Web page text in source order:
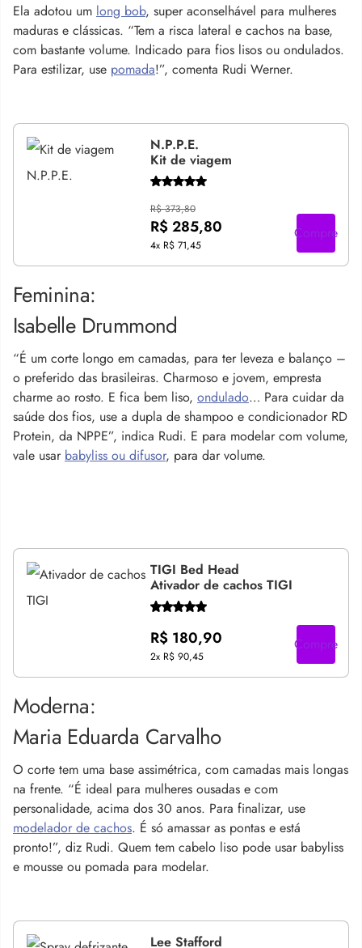
Ela adotou um long bob, super aconselhável para mulheres
maduras e clássicas. “Tem a risca lateral e cachos na base,
com bastante volume. Indicado para fios lisos ou ondulados.
Para estilizar, use pomada!”, comenta Rudi Werner.
N.P.P.E.
Kit de viagem
R$ 373,80
R$ 285,80
4x R$ 71,45
Compre
Feminina:
Isabelle Drummond
“É um corte longo em camadas, para ter leveza e balanço –
o preferido das brasileiras. Charmoso e jovem, empresta
charme ao rosto. E fica bem liso, ondulado… Para cuidar da
saúde dos fios, use a dupla de shampoo e condicionador RD
Protein, da NPPE”, indica Rudi. E para modelar com volume,
vale usar babyliss ou difusor, para dar volume.
TIGI Bed Head
Ativador de cachos TIGI
R$ 180,90
2x R$ 90,45
Compre
Moderna:
Maria Eduarda Carvalho
O corte tem uma base assimétrica, com camadas mais longas
na frente. “É ideal para mulheres ousadas e com
personalidade, acima dos 30 anos. Para finalizar, use
modelador de cachos. É só amassar as pontas e está
pronto!”, diz Rudi. Quem tem cabelo liso pode usar babyliss
e mousse ou pomada para modelar.
Lee Stafford